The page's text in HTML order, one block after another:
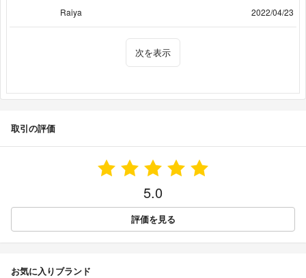
Raiya
2022/04/23
次を表示
取引の評価
5.0
評価を見る
お気に入りブランド